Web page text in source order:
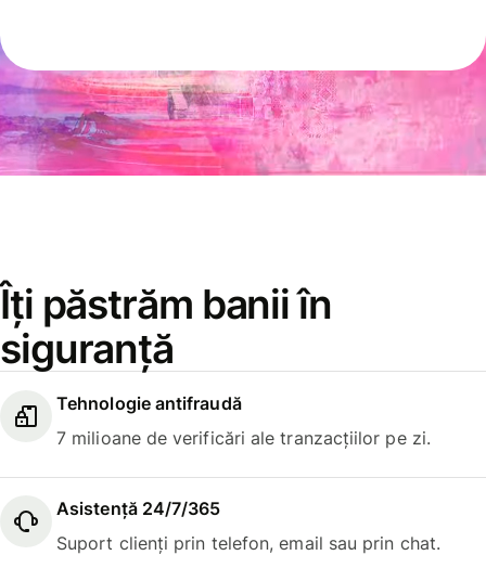
Îți păstrăm banii în
siguranță
Tehnologie antifraudă
7 milioane de verificări ale tranzacțiilor pe zi.
Asistență 24/7/365
Suport clienți prin telefon, email sau prin chat.